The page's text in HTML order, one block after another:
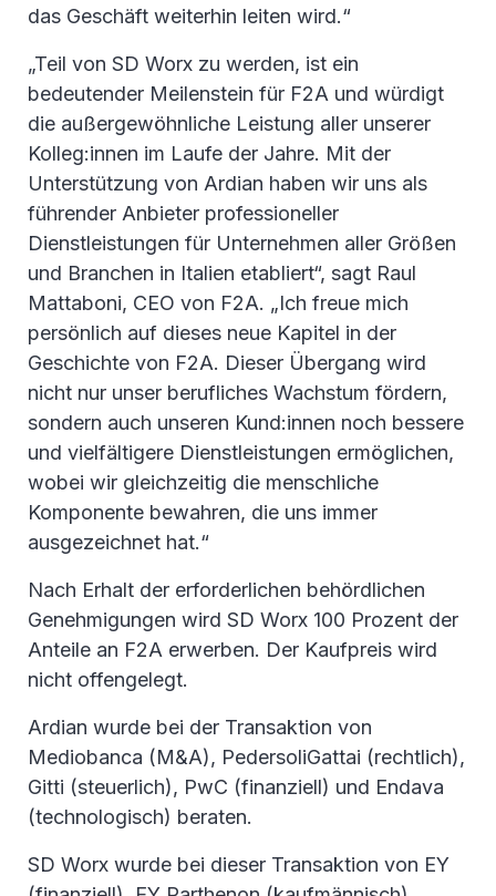
das Geschäft weiterhin leiten wird.“
„Teil von SD Worx zu werden, ist ein
bedeutender Meilenstein für F2A und würdigt
die außergewöhnliche Leistung aller unserer
Kolleg:innen im Laufe der Jahre. Mit der
Unterstützung von Ardian haben wir uns als
führender Anbieter professioneller
Dienstleistungen für Unternehmen aller Größen
und Branchen in Italien etabliert“, sagt Raul
Mattaboni, CEO von F2A. „Ich freue mich
persönlich auf dieses neue Kapitel in der
Geschichte von F2A. Dieser Übergang wird
nicht nur unser berufliches Wachstum fördern,
sondern auch unseren Kund:innen noch bessere
und vielfältigere Dienstleistungen ermöglichen,
wobei wir gleichzeitig die menschliche
Komponente bewahren, die uns immer
ausgezeichnet hat.“
Nach Erhalt der erforderlichen behördlichen
Genehmigungen wird SD Worx 100 Prozent der
Anteile an F2A erwerben. Der Kaufpreis wird
nicht offengelegt.
Ardian wurde bei der Transaktion von
Mediobanca (M&A), PedersoliGattai (rechtlich),
Gitti (steuerlich), PwC (finanziell) und Endava
(technologisch) beraten.
SD Worx wurde bei dieser Transaktion von EY